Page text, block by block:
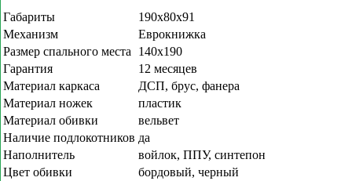
Габариты
190х80х91
Механизм
Еврокнижка
Размер спального места
140х190
Гарантия
12 месяцев
Материал каркаса
ДСП, брус, фанера
Материал ножек
пластик
Материал обивки
вельвет
Наличие подлокотников да
Наполнитель
войлок, ППУ, синтепон
Цвет обивки
бордовый, черный